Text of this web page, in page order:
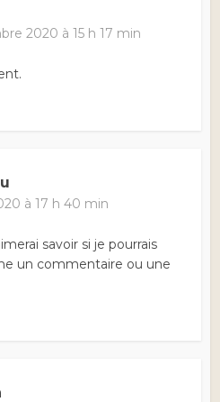
2020 à 15 h 17 min
à 17 h 40 min
savoir si je pourrais
un commentaire ou une